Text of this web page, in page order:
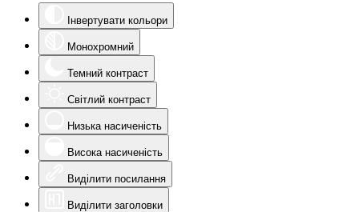
Інвертувати кольори
Монохромний
Темний контраст
Світлий контраст
Низька насиченість
Висока насиченість
Виділити посилання
Виділити заголовки